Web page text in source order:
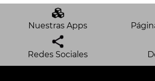
Nuestras Apps
Redes Sociales